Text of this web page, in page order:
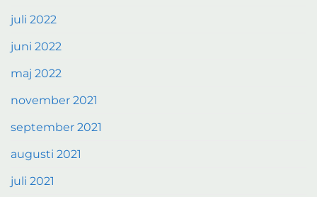
juli 2022
juni 2022
maj 2022
november 2021
september 2021
augusti 2021
juli 2021